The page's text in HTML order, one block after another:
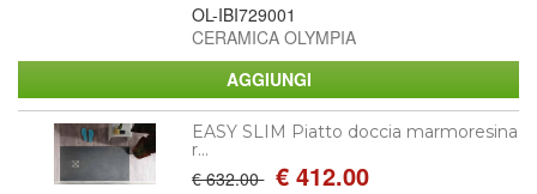
OL-IBI729001
CERAMICA OLYMPIA
EASY SLIM Piatto doccia marmoresina
r...
€ 632.00 € 412.00